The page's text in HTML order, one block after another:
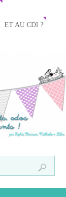
ET AU CDI ?